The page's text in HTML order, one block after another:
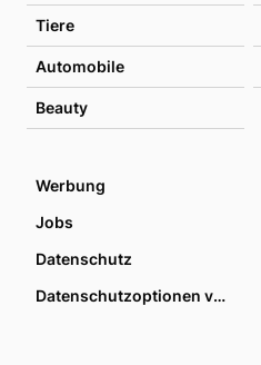
Tiere
Automobile
Beauty
Werbung
Jobs
Datenschutz
Datenschutzoptionen verwalten